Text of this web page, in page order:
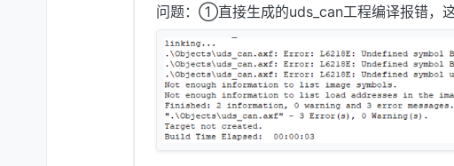
问题：①直接生成的uds_can工程编译报错，